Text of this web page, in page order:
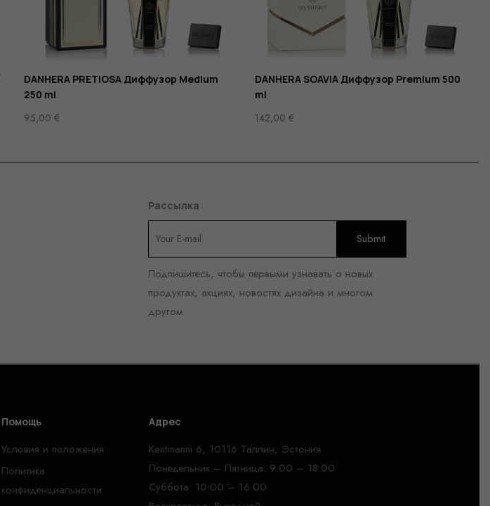
DANHERA PRETIOSA Диффузор Medium
250 ml
95,00 €
DANHERA SOAVIA Диффузор Premium 500
ml
142,00€
Рассылка
Подпишитесь, чтобы первыми узнавать о новых
продуктах, акциях, новостях дизайна и многом
другом
Помощь
Условия и положения
Политика
конфиденциальности
Адрес
Kentmanni 6, 10116 Таллин, Эстония
Понедельник – Пятница: 9:00 – 18:00
Суббота: 10:00 – 16:00